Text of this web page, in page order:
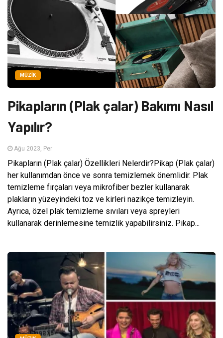
MÜZIK
Pikapların (Plak çalar) Bakımı Nasıl
Yapılır?
Ağu 2023, Per
Pikapların (Plak çalar) Özellikleri Nelerdir?Pikap (Plak çalar)
her kullanımdan önce ve sonra temizlemek önemlidir. Plak
temizleme fırçaları veya mikrofiber bezler kullanarak
plakların yüzeyindeki toz ve kirleri nazikçe temizleyin.
Ayrıca, özel plak temizleme sıvıları veya spreyleri
kullanarak derinlemesine temizlik yapabilirsiniz. Pikap...